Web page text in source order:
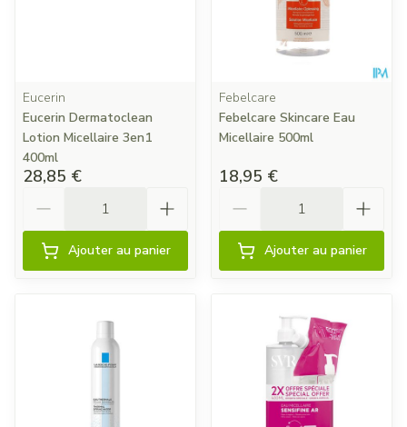
Eucerin
Eucerin Dermatoclean
Lotion Micellaire 3en1
400ml
28,85 €
Ajouter au panier
Febelcare
Febelcare Skincare Eau
Micellaire 500ml
18,95 €
Ajouter au panier